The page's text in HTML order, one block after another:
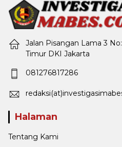
Jalan Pisangan Lama 3
Timur DKI Jakarta
081276817286
Halaman
Tentang Kami